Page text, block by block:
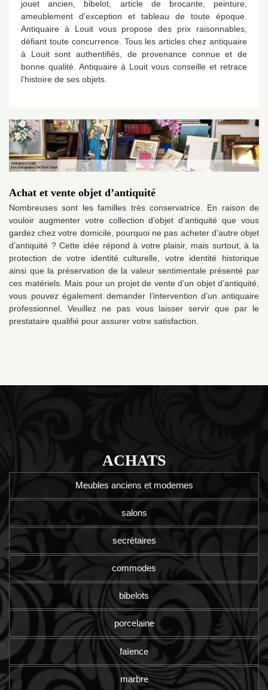
jouet ancien, bibelot, article de brocante, peinture,
ameublement d’exception et tableau de toute époque.
Antiquaire à Louit vous propose des prix raisonnables,
défiant toute concurrence. Tous les articles chez antiquaire
à Louit sont authentifiés, de provenance connue et de
bonne qualité. Antiquaire à Louit vous conseille et retrace
l’histoire de ses objets.
Achat et vente objet d’antiquité
Nombreuses sont les familles très conservatrice. En raison de
vouloir augmenter votre collection d’objet d’antiquité que vous
gardez chez votre domicile, pourquoi ne pas acheter d’autre objet
d’antiquité ? Cette idée répond à votre plaisir, mais surtout, à la
protection de votre identité culturelle, votre identité historique
ainsi que la préservation de la valeur sentimentale présenté par
ces matériels. Mais pour un projet de vente d’un objet d’antiquité,
vous pouvez également demander l’intervention d’un antiquaire
professionnel. Veuillez ne pas vous laisser servir que par le
prestataire qualifié pour assurer votre satisfaction.
ACHATS
Meubles anciens et modernes
salons
secrétaires
commodes
bibelots
porcelaine
faïence
marbre